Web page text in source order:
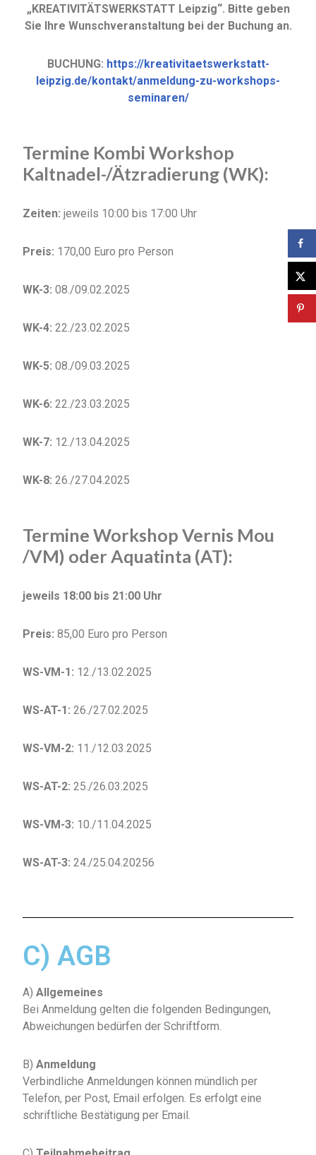
„KREATIVITÄTSWERKSTATT Leipzig“. Bitte geben
Sie Ihre Wunschveranstaltung bei der Buchung an.
BUCHUNG: https://kreativitaetswerkstatt-
leipzig.de/kontakt/anmeldung-zu-workshops-
seminaren/
Termine Kombi Workshop
Kaltnadel-/Ätzradierung (WK):
Zeiten:jeweils 10:00 bis 17:00 Uhr
Preis: 170,00 Euro pro Person
WK-3: 08./09.02.2025
WK-4:22./23.02.2025
WK-5: 08./09.03.2025
WK-6: 22./23.03.2025
WK-7: 12./13.04.2025
WK-8: 26./27.04.2025
Termine Workshop Vernis Mou
/VM) oder Aquatinta (AT):
jeweils 18:00 bis 21:00 Uhr
Preis: 85,00 Euro pro Person
WS-VM-1: 12./13.02.2025
WS-AT-1:26./27.02.2025
WS-VM-2: 11./12.03.2025
WS-AT-2: 25./26.03.2025
WS-VM-3: 10./11.04.2025
WS-AT-3: 24./25.04.20256
C) AGB
A)Allgemeines
Bei Anmeldung gelten die folgenden Bedingungen,
Abweichungen bedürfen der Schriftform.
B)Anmeldung
Verbindliche Anmeldungen können mündlich per
Telefon, per Post, Email erfolgen. Es erfolgt eine
schriftliche Bestätigung per Email.